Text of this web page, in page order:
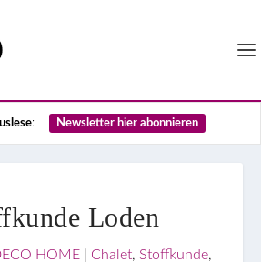
: Newsletter hier abonnieren
Loden
HOME Chalet, Stoffkunde,